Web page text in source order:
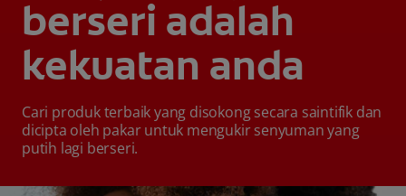
berseri adalah
kekuatan anda
Cari produk terbaik yang disokong secara saintifik dan
dicipta oleh pakar untuk mengukir senyuman yang
putih lagi berseri.